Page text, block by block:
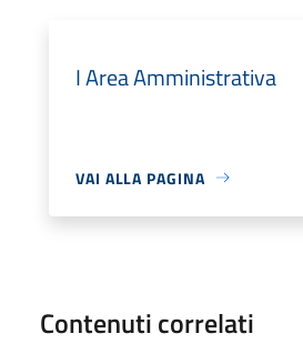
I Area Amministrativa
VAI ALLA PAGINA
Contenuti correlati